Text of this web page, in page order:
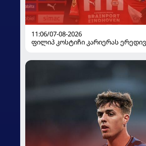
11:06/07-08-2026
ფილიპ კოსტიჩი კარიერას